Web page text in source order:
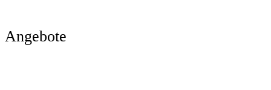
Angebote